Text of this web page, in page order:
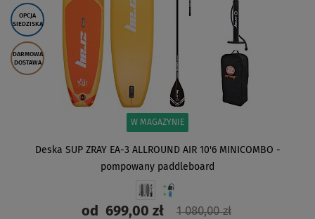
OPCJA
SIEDZISKA
DARMOWA
DOSTAWA
W MAGAZYNIE
Deska SUP ZRAY EA-3 ALLROUND AIR 10'6 MINICOMBO -
pompowany paddleboard
od 699,00 zł 1 080,00 zł